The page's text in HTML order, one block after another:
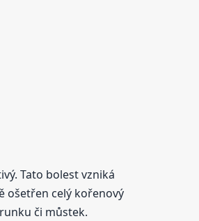
Tato bolest vzniká
ošetřen celý kořenový
či můstek.